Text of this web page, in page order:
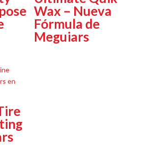
Wax – Nueva
Fórmula de
Meguiars